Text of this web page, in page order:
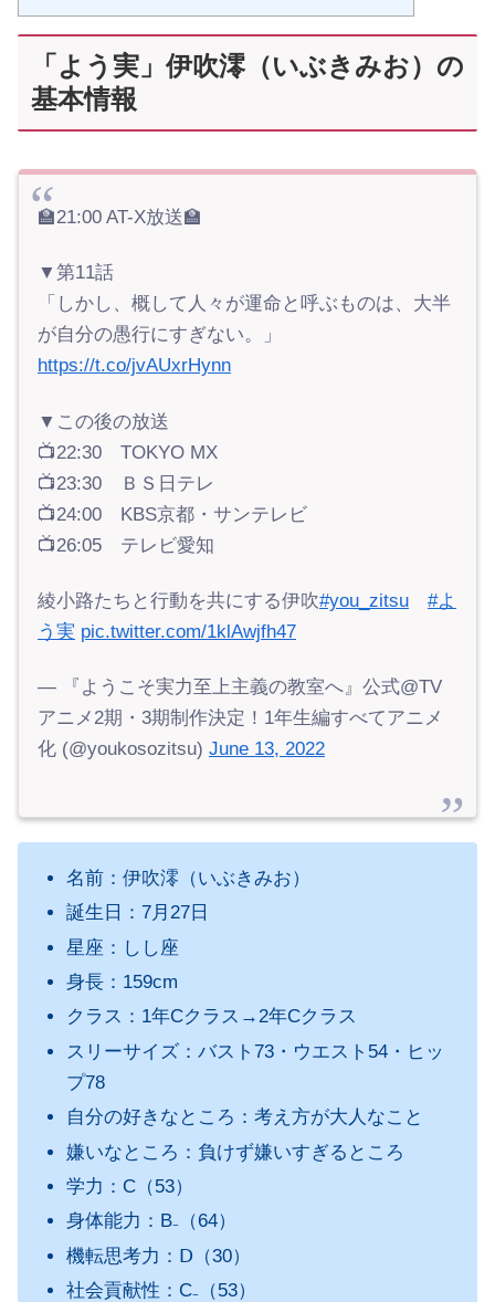
「よう実」伊吹澪（いぶきみお）の
基本情報
🏫21:00 AT-X放送🏫
▼第11話
「しかし、概して人々が運命と呼ぶものは、大半
が自分の愚行にすぎない。」
https://t.co/jvAUxrHynn
▼この後の放送
📺22:30 TOKYO MX
📺23:30 ＢＳ日テレ
📺24:00 KBS京都・サンテレビ
📺26:05 テレビ愛知
綾小路たちと行動を共にする伊吹#you_zitsu
#よ
う実 pic.twitter.com/1klAwjfh47
— 『ようこそ実力至上主義の教室へ』公式@TV
アニメ2期・3期制作決定！1年生編すべてアニメ
化 (@youkosozitsu) June 13, 2022
名前：伊吹澪（いぶきみお）
誕生日：7月27日
星座：しし座
身長：159cm
クラス：1年Cクラス→2年Cクラス
スリーサイズ：バスト73・ウエスト54・ヒッ
プ78
自分の好きなところ：考え方が大人なこと
嫌いなところ：負けず嫌いすぎるところ
学力：C（53）
身体能力：B₋（64）
機転思考力：Ⅾ（30）
社会貢献性：C₋（53）